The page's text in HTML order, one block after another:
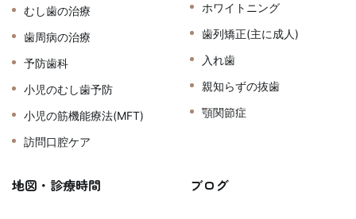
むし歯の治療
歯周病の治療
予防歯科
小児のむし歯予防
小児の筋機能療法(MFT)
訪問口腔ケア
ホワイトニング
歯列矯正(主に成人)
入れ歯
親知らずの抜歯
顎関節症
地図・診療時間 ブログ